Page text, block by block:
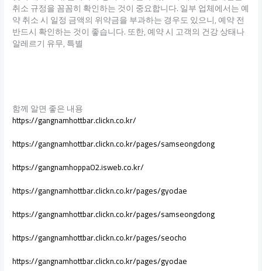
취소 규정을 꼼꼼히 확인하는 것이 중요합니다. 일부 업체에서는 예
약 취소 시 일정 금액의 위약금을 부과하는 경우도 있으니, 예약 전
반드시 확인하는 것이 좋습니다. 또한, 예약 시 고객의 건강 상태나
알레르기 유무, 특별
함께 알면 좋은 내용
https://gangnamhottbar.clickn.co.kr/
https://gangnamhottbar.clickn.co.kr/pages/samseongdong
https://gangnamhoppa02.isweb.co.kr/
https://gangnamhottbar.clickn.co.kr/pages/gyodae
https://gangnamhottbar.clickn.co.kr/pages/samseongdong
https://gangnamhottbar.clickn.co.kr/pages/seocho
https://gangnamhottbar.clickn.co.kr/pages/gyodae